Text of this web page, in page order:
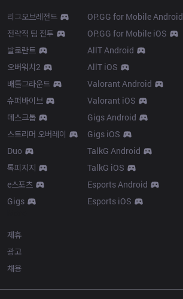
리그오브레전드
전략적 팀 전투
발로란트
오버워치2
배틀그라운드
슈퍼바이브
데스크톱
스트리머 오버레이
Duo
톡피지지
e스포츠
Gigs
OP.GG for Mobile Android
OP.GG for Mobile iOS
AllT Android
AllT iOS
Valorant Android
Valorant iOS
Gigs Android
Gigs iOS
TalkG Android
TalkG iOS
Esports Android
Esports iOS
제휴
광고
채용